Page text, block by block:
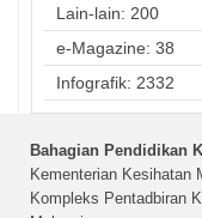
Lain-lain: 200
e-Magazine: 38
Infografik: 2332
Bahagian Pendidikan
Kementerian Kesihatan
Kompleks Pentadbiran